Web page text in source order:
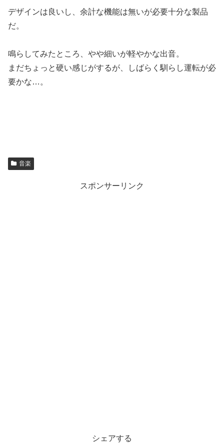
デザインは良いし、余計な機能は無いが必要十分な製品
だ。
鳴らしてみたところ、やや細いが軽やかな出音。
まだちょっと硬い感じがするが、しばらく馴らし運転が必
要かな…。
音楽
スポンサーリンク
シェアする